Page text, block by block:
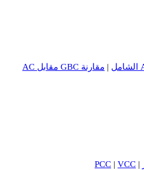
| مقارنة GBC مقابل AC
|
PCC | VCC